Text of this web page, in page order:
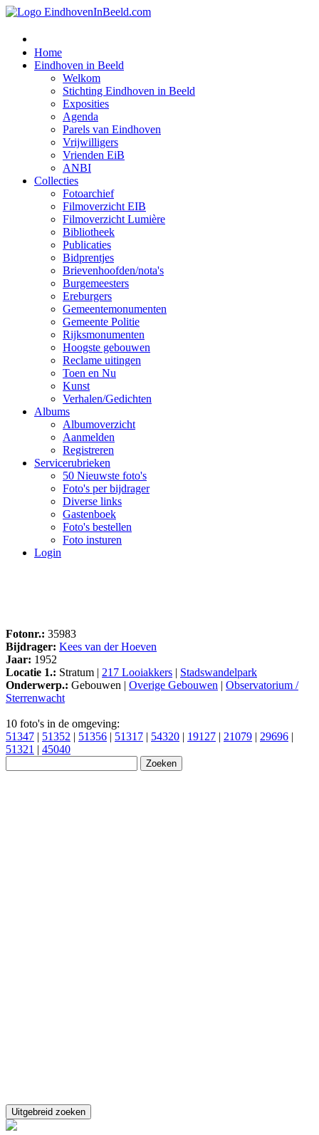
Home
Eindhoven in Beeld
Welkom
Stichting Eindhoven in Beeld
Exposities
Agenda
Parels van Eindhoven
Vrijwilligers
Vrienden EiB
ANBI
Collecties
Fotoarchief
Filmoverzicht EIB
Filmoverzicht Lumière
Bibliotheek
Publicaties
Bidprentjes
Brievenhoofden/nota's
Burgemeesters
Ereburgers
Gemeentemonumenten
Gemeente Politie
Rijksmonumenten
Hoogste gebouwen
Reclame uitingen
Toen en Nu
Kunst
Verhalen/Gedichten
Albums
Albumoverzicht
Aanmelden
Registreren
Servicerubrieken
50 Nieuwste foto's
Foto's per bijdrager
Diverse links
Gastenboek
Foto's bestellen
Foto insturen
Login
Fotonr.: 35983
Bijdrager: Kees van der Hoeven
Jaar: 1952
Locatie 1.: Stratum | 217 Looiakkers | Stadswandelpark
Onderwerp.: Gebouwen | Overige Gebouwen | Observatorium /
Sterrenwacht
10 foto's in de omgeving:
51347 | 51352 | 51356 | 51317 | 54320 | 19127 | 21079 | 29696 |
51321 | 45040